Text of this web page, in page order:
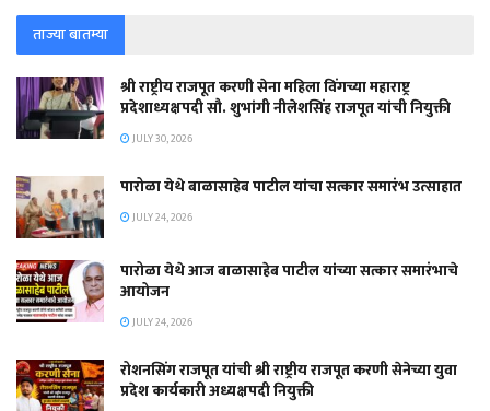
ताज्या बातम्या
श्री राष्ट्रीय राजपूत करणी सेना महिला विंगच्या महाराष्ट्र
प्रदेशाध्यक्षपदी सौ. शुभांगी नीलेशसिंह राजपूत यांची नियुक्ती
JULY 30, 2026
पारोळा येथे बाळासाहेब पाटील यांचा सत्कार समारंभ उत्साहात
JULY 24, 2026
पारोळा येथे आज बाळासाहेब पाटील यांच्या सत्कार समारंभाचे
आयोजन
JULY 24, 2026
रोशनसिंग राजपूत यांची श्री राष्ट्रीय राजपूत करणी सेनेच्या युवा
प्रदेश कार्यकारी अध्यक्षपदी नियुक्ती